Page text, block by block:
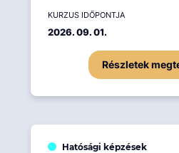
KURZUS IDŐPONTJA
2026. 09. 01.
Részletek
Hatósági képzések